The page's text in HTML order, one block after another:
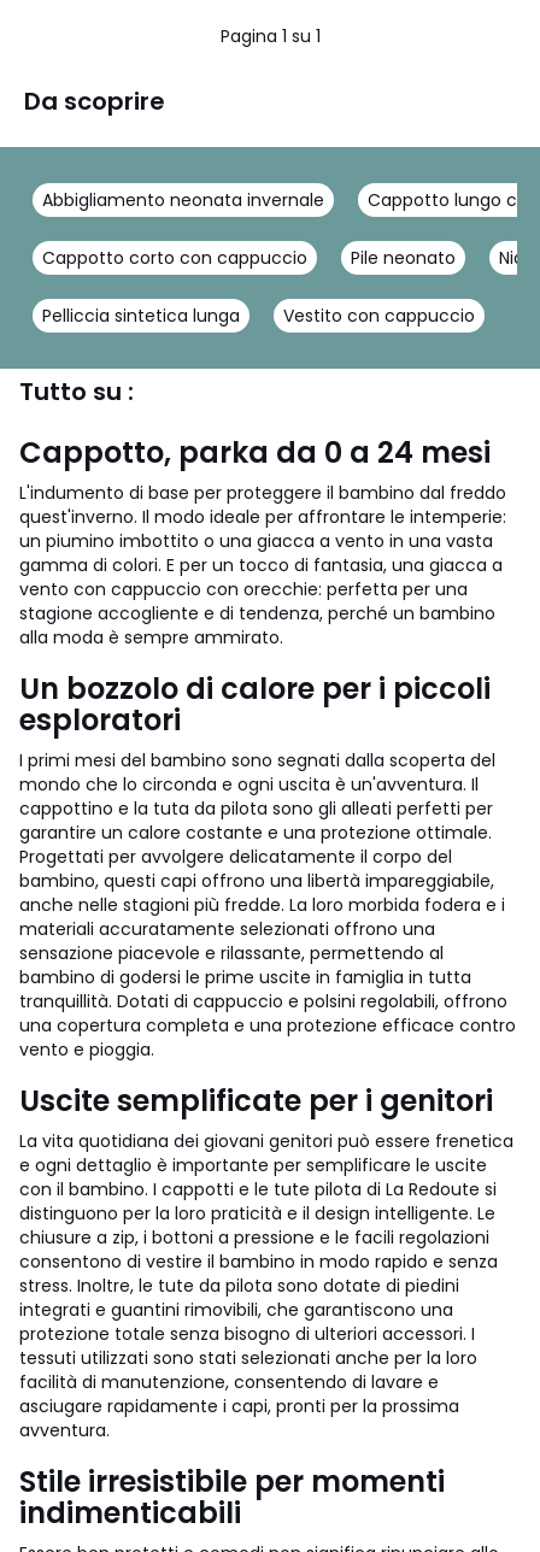
Pagina 1 su 1
Da scoprire
Abbigliamento neonata invernale Cappotto lungo
Cappotto corto con cappuccio Pile neonato
Pelliccia sintetica lunga Vestito con cappuccio
Tutto su :
Cappotto, parka da 0 a 24 mesi
L'indumento di base per proteggere il bambino dal freddo
quest'inverno. Il modo ideale per affrontare le intemperie:
un piumino imbottito o una giacca a vento in una vasta
gamma di colori. E per un tocco di fantasia, una giacca a
vento con cappuccio con orecchie: perfetta per una
stagione accogliente e di tendenza, perché un bambino
alla moda è sempre ammirato.
Un bozzolo di calore per i piccoli
esploratori
I primi mesi del bambino sono segnati dalla scoperta del
mondo che lo circonda e ogni uscita è un'avventura. Il
cappottino e la tuta da pilota sono gli alleati perfetti per
garantire un calore costante e una protezione ottimale.
Progettati per avvolgere delicatamente il corpo del
bambino, questi capi offrono una libertà impareggiabile,
anche nelle stagioni più fredde. La loro morbida fodera e i
materiali accuratamente selezionati offrono una
sensazione piacevole e rilassante, permettendo al
bambino di godersi le prime uscite in famiglia in tutta
tranquillità. Dotati di cappuccio e polsini regolabili, offrono
una copertura completa e una protezione efficace contro
vento e pioggia.
Uscite semplificate per i genitori
La vita quotidiana dei giovani genitori può essere frenetica
e ogni dettaglio è importante per semplificare le uscite
con il bambino. I cappotti e le tute pilota di La Redoute si
distinguono per la loro praticità e il design intelligente. Le
chiusure a zip, i bottoni a pressione e le facili regolazioni
consentono di vestire il bambino in modo rapido e senza
stress. Inoltre, le tute da pilota sono dotate di piedini
integrati e guantini rimovibili, che garantiscono una
protezione totale senza bisogno di ulteriori accessori. I
tessuti utilizzati sono stati selezionati anche per la loro
facilità di manutenzione, consentendo di lavare e
asciugare rapidamente i capi, pronti per la prossima
avventura.
Stile irresistibile per momenti
indimenticabili